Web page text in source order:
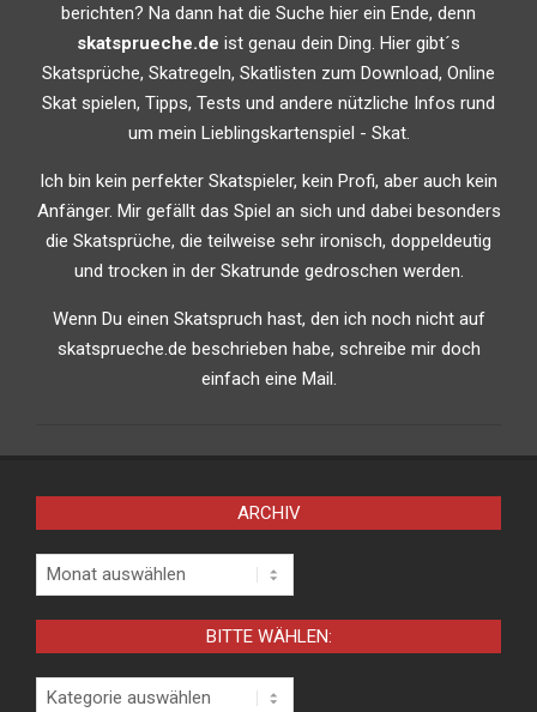
berichten? Na dann hat die Suche hier ein Ende, denn
skatsprueche.de ist genau dein Ding. Hier gibt´s
Skatsprüche, Skatregeln, Skatlisten zum Download, Online
Skat spielen, Tipps, Tests und andere nützliche Infos rund
um mein Lieblingskartenspiel - Skat.
Ich bin kein perfekter Skatspieler, kein Profi, aber auch kein
Anfänger. Mir gefällt das Spiel an sich und dabei besonders
die Skatsprüche, die teilweise sehr ironisch, doppeldeutig
und trocken in der Skatrunde gedroschen werden.
Wenn Du einen Skatspruch hast, den ich noch nicht auf
skatsprueche.de beschrieben habe, schreibe mir doch
einfach eine Mail.
ARCHIV
Archiv
BITTE WÄHLEN:
Bitte